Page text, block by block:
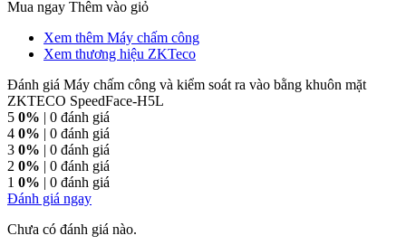
Mua ngay Thêm vào giỏ
Xem thêm Máy chấm công
Xem thương hiệu ZKTeco
Đánh giá Máy chấm công và kiểm soát ra vào bằng khuôn mặt
ZKTECO SpeedFace-H5L
5 0% | 0 đánh giá
4 0% | 0 đánh giá
3 0% | 0 đánh giá
2 0% | 0 đánh giá
1 0% | 0 đánh giá
Đánh giá ngay
Chưa có đánh giá nào.